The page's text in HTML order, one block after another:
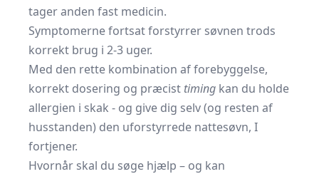
tager anden fast medicin.
Symptomerne fortsat forstyrrer søvnen trods
korrekt brug i 2-3 uger.
Med den rette kombination af forebyggelse,
korrekt dosering og præcist timing kan du holde
allergien i skak - og give dig selv (og resten af
husstanden) den uforstyrrede nattesøvn, I
fortjener.
Hvornår skal du søge hjælp – og kan